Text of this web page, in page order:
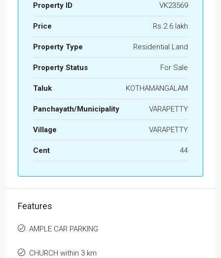
Property ID VK23569
Price Rs.2.6 lakh
Property Type Residential Land
Property Status For Sale
Taluk KOTHAMANGALAM
Panchayath/Municipality VARAPETTY
Village VARAPETTY
Cent 44
Features
AMPLE CAR PARKING
CHURCH within 3 km